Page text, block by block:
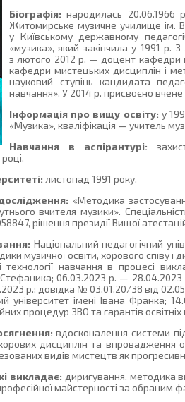
Біографія: народилась
Житомирське музичне училище ім.
у Київському державному
«музика», який закінчила у 1991
з лютого 2012 р. — доцент кафедри
кафедри мистецьких дисциплін і
науковий ступінь кандидата
навчання». У 2014 р. присвоєно
Інформація про вищу освіту: у
«Музика», кваліфікація — учитель
Навчання в аспірантурі:
листопад 1991 року.
«Методика
вчителя музики».
рішення президії Вищої
Національний педагогічний
музичної освіти, хорового співу
технології навчання в процесі
Стефаника; 06.03.2023 р. —
р.; довідка № 03.01.20/38 від
імені Івана Франка;
процедур ЗВО та гарантів
вдосконалення системи
дисциплін та впровадження
видів мистецтв як
викладає: диригування, методика
майстерності за